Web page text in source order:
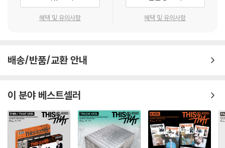
혜택 및 유의사항 혜택 및 유의사항
배송/반품/교환 안내
이 분야 베스트셀러